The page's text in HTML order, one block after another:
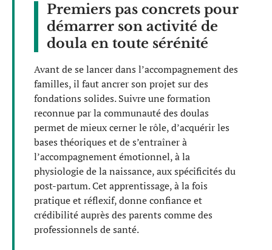
Premiers pas concrets pour
démarrer son activité de
doula en toute sérénité
Avant de se lancer dans l’accompagnement des
familles, il faut ancrer son projet sur des
fondations solides. Suivre une formation
reconnue par la communauté des doulas
permet de mieux cerner le rôle, d’acquérir les
bases théoriques et de s’entraîner à
l’accompagnement émotionnel, à la
physiologie de la naissance, aux spécificités du
post-partum. Cet apprentissage, à la fois
pratique et réflexif, donne confiance et
crédibilité auprès des parents comme des
professionnels de santé.